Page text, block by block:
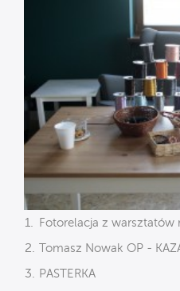
Fotorelacja z warsztatów
Tomasz Nowak OP -
PASTERKA